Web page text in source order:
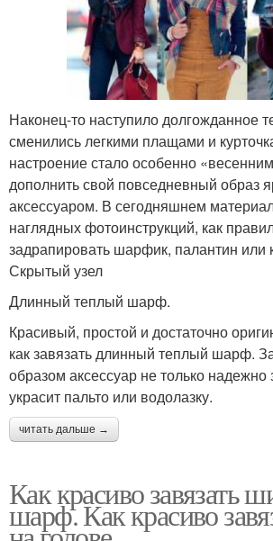
Наконец-то наступило долгожданное
сменились легкими плащами и
настроение стало особенно
дополнить свой повседневный образ
аксессуаром. В сегодняшнем
наглядных фотоинструкций, как
задрапировать шарфик, палантин или
Скрытый узел
Длинный теплый шарф.
Красивый, простой и достаточно
как завязать длинный теплый шарф.
образом аксессуар не только
украсит пальто или водолазку.
читать дальше →
Как красиво завязать
шарф. Как красиво